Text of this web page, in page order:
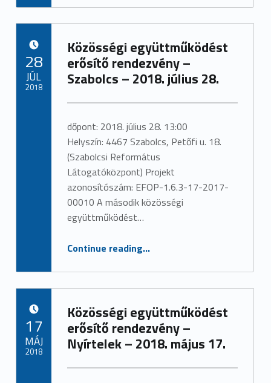
Közösségi együttműködést
erősítő rendezvény –
Szabolcs – 2018. július 28.
dőpont: 2018. július 28. 13:00
Helyszín: 4467 Szabolcs, Petőfi u. 18.
(Szabolcsi Református
Látogatóközpont) Projekt
azonosítószám: EFOP-1.6.3-17-2017-
00010 A második közösségi
együttműködést…
Continue reading“Közösségi együttműködést erősítő rendezvény – Szabolcs – 2018. július 28.”
…
28
JÚL
2018
Közösségi együttműködést
erősítő rendezvény –
Nyírtelek – 2018. május 17.
17
MÁJ
2018